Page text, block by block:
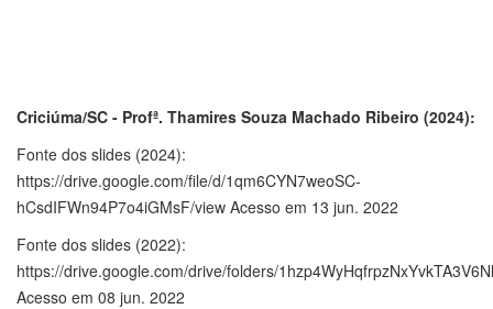
Criciúma/SC - Profª. Thamires Souza Machado Ribeiro (2024):
Fonte dos slides (2024):
https://drive.google.com/file/d/1qm6CYN7weoSC-
hCsdIFWn94P7o4iGMsF/view Acesso em 13 jun. 2022
Fonte dos slides (2022):
https://drive.google.com/drive/folders/
Acesso em 08 jun. 2022